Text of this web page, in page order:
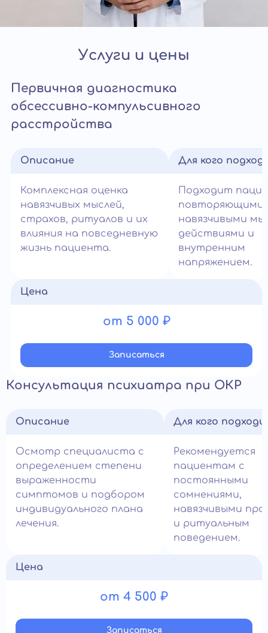
Услуги и цены
Первичная диагностика
обсессивно-компульсивного
расстройства
Описание
Комплексная оценка
навязчивых мыслей,
страхов, ритуалов и их
влияния на повседневную
жизнь пациента.
Для кого
Подходит
навязчивыми
действиями и
внутренним
напряжением.
Цена
от 5 000 ₽
Записатьcя
Консультация психиатра при ОКР
Описание
Осмотр специалиста с
определением степени
выраженности
симптомов и подбором
индивидуального плана
лечения.
Для кого
Рекомендуется
пациентам с
постоянными
сомнениями,
навязчивыми
и ритуальным
поведением.
Цена
от 4 500 ₽
Записатьcя